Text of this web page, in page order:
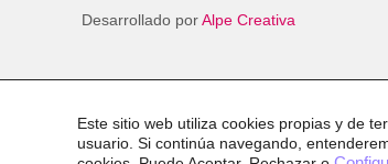
Desarrollado porAlpe Creativa
Este sitio web utiliza cookies propias y de
usuario. Si continúa navegando,